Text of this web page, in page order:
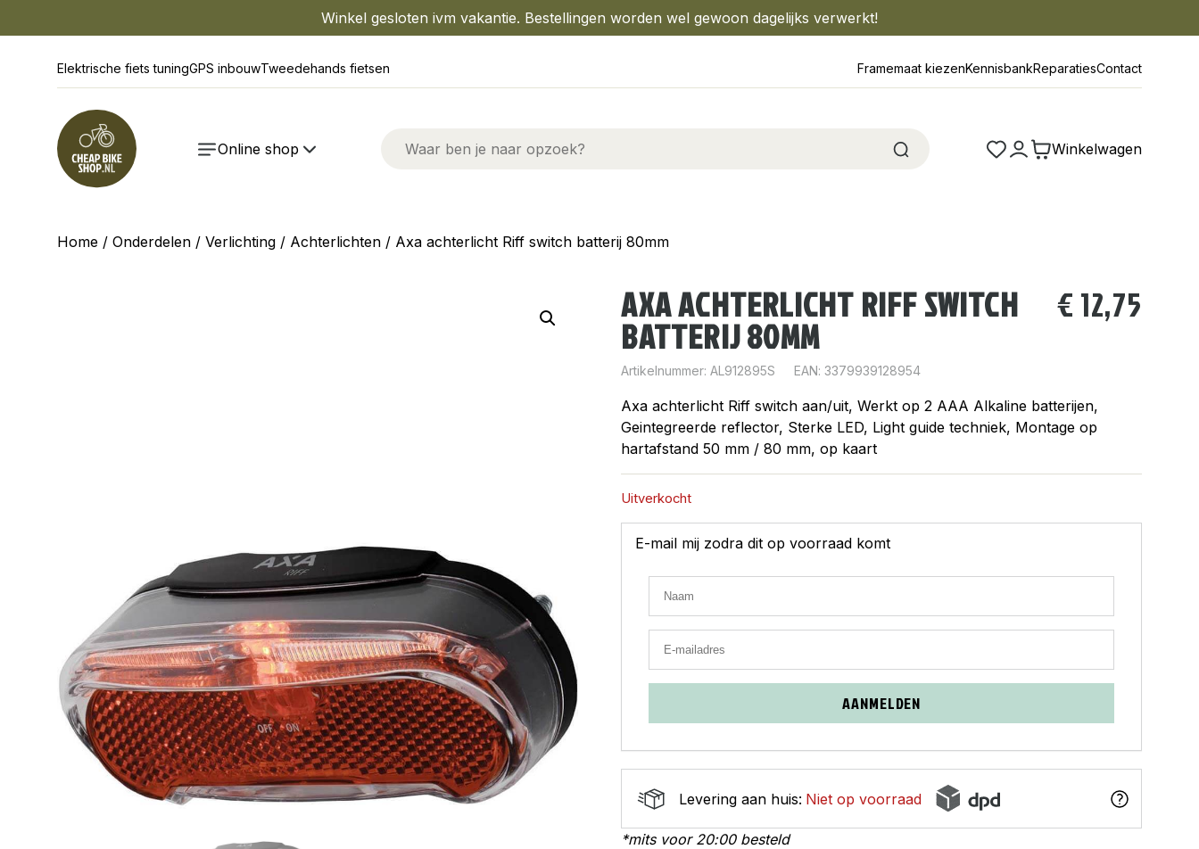
Winkel gesloten ivm vakantie. Bestellingen worden wel gewoon dagelijks verwerkt!
Elektrische fiets tuningGPS inbouwTweedehands fietsen Framemaat kiezenKennisbankReparatiesContact
Online shop Winkelwagen
Home / Onderdelen / Verlichting / Achterlichten / Axa achterlicht Riff switch batterij 80mm
AXA ACHTERLICHT RIFF SWITCH
BATTERIJ 80MM
€ 12,75
Artikelnummer:AL912895S EAN: 3379939128954
Axa achterlicht Riff switch aan/uit, Werkt op 2 AAA Alkaline batterijen,
Geintegreerde reflector, Sterke LED, Light guide techniek, Montage op
hartafstand 50 mm / 80 mm, op kaart
Uitverkocht
E-mail mij zodra dit op voorraad komt
AANMELDEN
Levering aan huis: Niet op voorraad
*mits voor 20:00 besteld